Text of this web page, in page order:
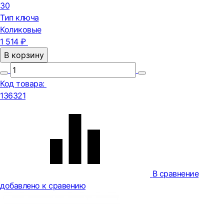
30
Тип ключа
Коликовые
1 514 ₽
В корзину
Код товара:
136321
В сравнение
добавлено к сравению